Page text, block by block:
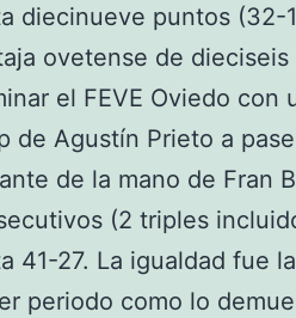
diecinueve puntos
ovetense de
el FEVE Oviedo
de Agustín Prieto a
de la mano de Fran
(2 triples
41-27. La igualdad fue
periodo como lo